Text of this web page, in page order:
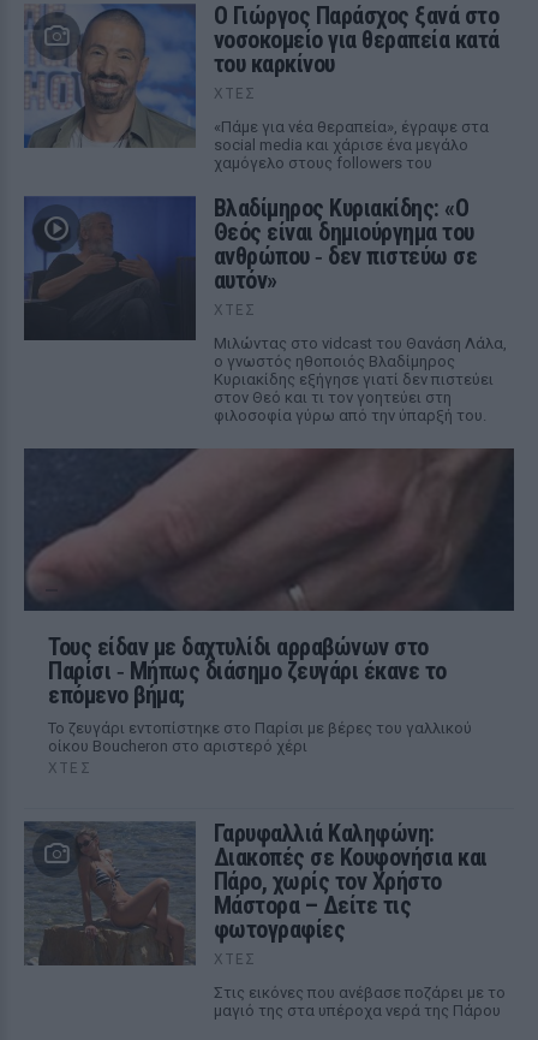
O Γιώργος Παράσχος ξανά στο
νοσοκομείο για θεραπεία κατά
του καρκίνου
ΧΤΕΣ
«Πάμε για νέα θεραπεία», έγραψε στα
social media και χάρισε ένα μεγάλο
χαμόγελο στους followers του
Βλαδίμηρος Κυριακίδης: «Ο
Θεός είναι δημιούργημα του
ανθρώπου ‑ δεν πιστεύω σε
αυτόν»
ΧΤΕΣ
Μιλώντας στο vidcast του Θανάση Λάλα,
ο γνωστός ηθοποιός Βλαδίμηρος
Κυριακίδης εξήγησε γιατί δεν πιστεύει
στον Θεό και τι τον γοητεύει στη
φιλοσοφία γύρω από την ύπαρξή του.
Τους είδαν με δαχτυλίδι αρραβώνων στο
Παρίσι ‑ Μήπως διάσημο ζευγάρι έκανε το
επόμενο βήμα;
Το ζευγάρι εντοπίστηκε στο Παρίσι με βέρες του γαλλικού
οίκου Boucheron στο αριστερό χέρι
ΧΤΕΣ
Γαρυφαλλιά Καληφώνη:
Διακοπές σε Κουφονήσια και
Πάρο, χωρίς τον Χρήστο
Μάστορα – Δείτε τις
φωτογραφίες
ΧΤΕΣ
Στις εικόνες που ανέβασε ποζάρει με το
μαγιό της στα υπέροχα νερά της Πάρου